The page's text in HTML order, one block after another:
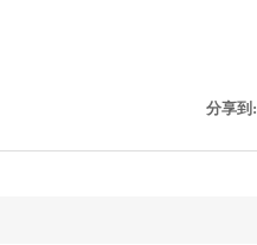
分享到: